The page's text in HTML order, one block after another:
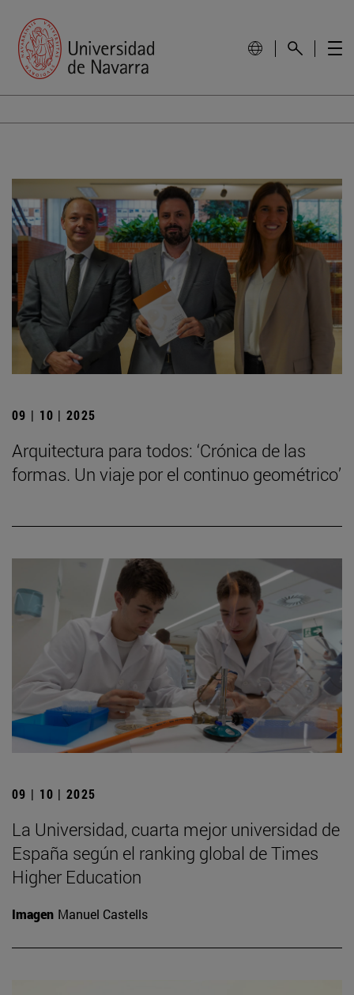
09 | 10 | 2025
Arquitectura para todos: ‘Crónica de las
formas. Un viaje por el continuo geométrico’
09 | 10 | 2025
La Universidad, cuarta mejor universidad de
España según el ranking global de Times
Higher Education
Imagen Manuel Castells